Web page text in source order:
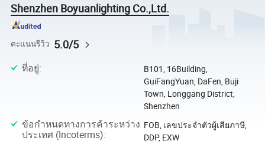
Shenzhen Boyuanlighting Co.,Ltd.
คะแนนรีวิว 5.0/5
ที่อยู่:
B101, 16Building,
GuiFangYuan, DaFen, Buji
Town, Longgang District,
Shenzhen
ข้อกำหนดทางการค้าระหว่าง
ประเทศ (Incoterms):
FOB, เลขประจำตัวผู้เสียภาษี,
DDP, EXW